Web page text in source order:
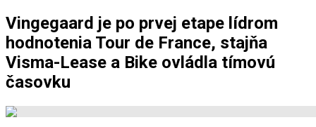
Vingegaard je po prvej etape lídrom
hodnotenia Tour de France, stajňa
Visma-Lease a Bike ovládla tímovú
časovku